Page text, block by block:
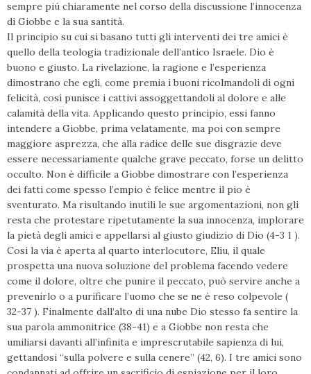
sempre piú chiaramente nel corso della discussione l’innocenza
di Giobbe e la sua santità.
Il principio su cui si basano tutti gli interventi dei tre amici è
quello della teologia tradizionale dell’antico Israele. Dio è
buono e giusto. La rivelazione, la ragione e l’esperienza
dimostrano che egli, come premia i buoni ricolmandoli di ogni
felicità, cosí punisce i cattivi assoggettandoli al dolore e alle
calamità della vita. Applicando questo principio, essi fanno
intendere a Giobbe, prima velatamente, ma poi con sempre
maggiore asprezza, che alla radice delle sue disgrazie deve
essere necessariamente qualche grave peccato, forse un delitto
occulto. Non è difficile a Giobbe dimostrare con l’esperienza
dei fatti come spesso l’empio è felice mentre il pio è
sventurato. Ma risultando inutili le sue argomentazioni, non gli
resta che protestare ripetutamente la sua innocenza, implorare
la pietà degli amici e appellarsi al giusto giudizio di Dio (4-3 1 ).
Cosi la via è aperta al quarto interlocutore, Eliu, il quale
prospetta una nuova soluzione del problema facendo vedere
come il dolore, oltre che punire il peccato, può servire anche a
prevenirlo o a purificare l’uomo che se ne è reso colpevole (
32-37 ). Finalmente dall’alto di una nube Dio stesso fa sentire la
sua parola ammonitrice (38-41) e a Giobbe non resta che
umiliarsi davanti all’infinita e imprescrutabile sapienza di lui,
gettandosi “sulla polvere e sulla cenere” (42, 6). I tre amici sono